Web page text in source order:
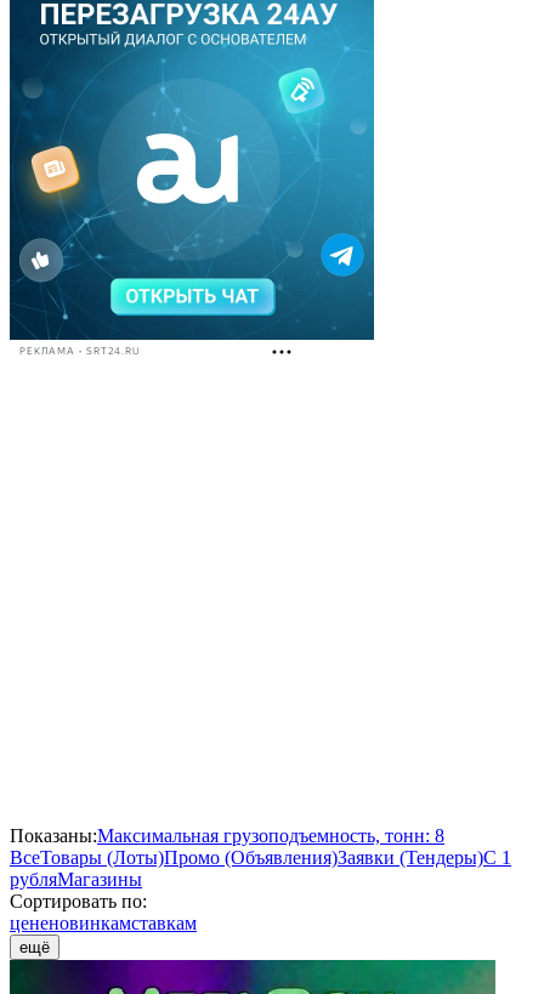
РЕКЛАМА • SRT24.RU
Показаны:Максимальная грузоподъемность, тонн: 8
ВсеТовары (Лоты)Промо (Объявления)Заявки (Тендеры)С 1
рубляМагазины
Сортировать по:
цененовинкамставкам
ещё